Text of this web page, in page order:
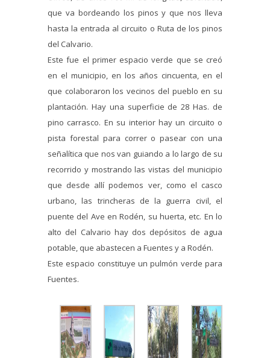
que va bordeando los pinos y que nos lleva
hasta la entrada al circuito o Ruta de los pinos
del Calvario.
Este fue el primer espacio verde que se creó
en el municipio, en los años cincuenta, en el
que colaboraron los vecinos del pueblo en su
plantación. Hay una superficie de 28 Has. de
pino carrasco. En su interior hay un circuito o
pista forestal para correr o pasear con una
señalítica que nos van guiando a lo largo de su
recorrido y mostrando las vistas del municipio
que desde allí podemos ver, como el casco
urbano, las trincheras de la guerra civil, el
puente del Ave en Rodén, su huerta, etc. En lo
alto del Calvario hay dos depósitos de agua
potable, que abastecen a Fuentes y a Rodén.
Este espacio constituye un pulmón verde para
Fuentes.